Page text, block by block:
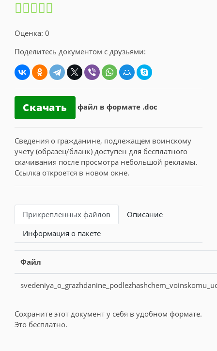
Оценка: 0
Поделитесь документом с друзьями:
Скачать файл в формате .doc
Сведения о гражданине, подлежащем воинскому
учету (образец/бланк) доступен для бесплатного
скачивания после просмотра небольшой рекламы.
Ссылка откроется в новом окне.
Прикрепленных файлов
Описание
Информация о пакете
Файл
Сохраните этот документ у себя в удобном формате.
Это бесплатно.